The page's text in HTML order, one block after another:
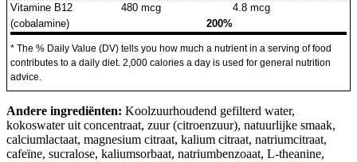
Vitamine B12
(cobalamine)
480 mcg
4.8 mcg
200%
* The % Daily Value (DV) tells you how much a nutrient in a serving of food
contributes to a daily diet. 2,000 calories a day is used for general nutrition
advice.
Andere ingrediënten: Koolzuurhoudend gefilterd water,
kokoswater uit concentraat, zuur (citroenzuur), natuurlijke smaak,
calciumlactaat, magnesium citraat, kalium citraat, natriumcitraat,
cafeïne, sucralose, kaliumsorbaat, natriumbenzoaat, L-theanine,